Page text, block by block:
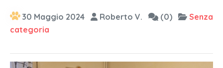
30 Maggio 2024 Roberto V. (0)
Senza
categoria